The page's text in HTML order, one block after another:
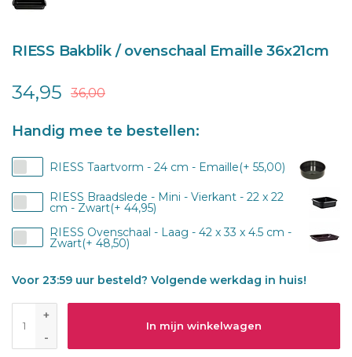
RIESS Bakblik / ovenschaal Emaille 36x21cm
34,95 36,00
Handig mee te bestellen:
RIESS Taartvorm - 24 cm - Emaille(+ 55,00)
RIESS Braadslede - Mini - Vierkant - 22 x 22
cm - Zwart(+ 44,95)
RIESS Ovenschaal - Laag - 42 x 33 x 4.5 cm -
Zwart(+ 48,50)
Voor 23:59 uur besteld? Volgende werkdag in huis!
+
-
In mijn winkelwagen